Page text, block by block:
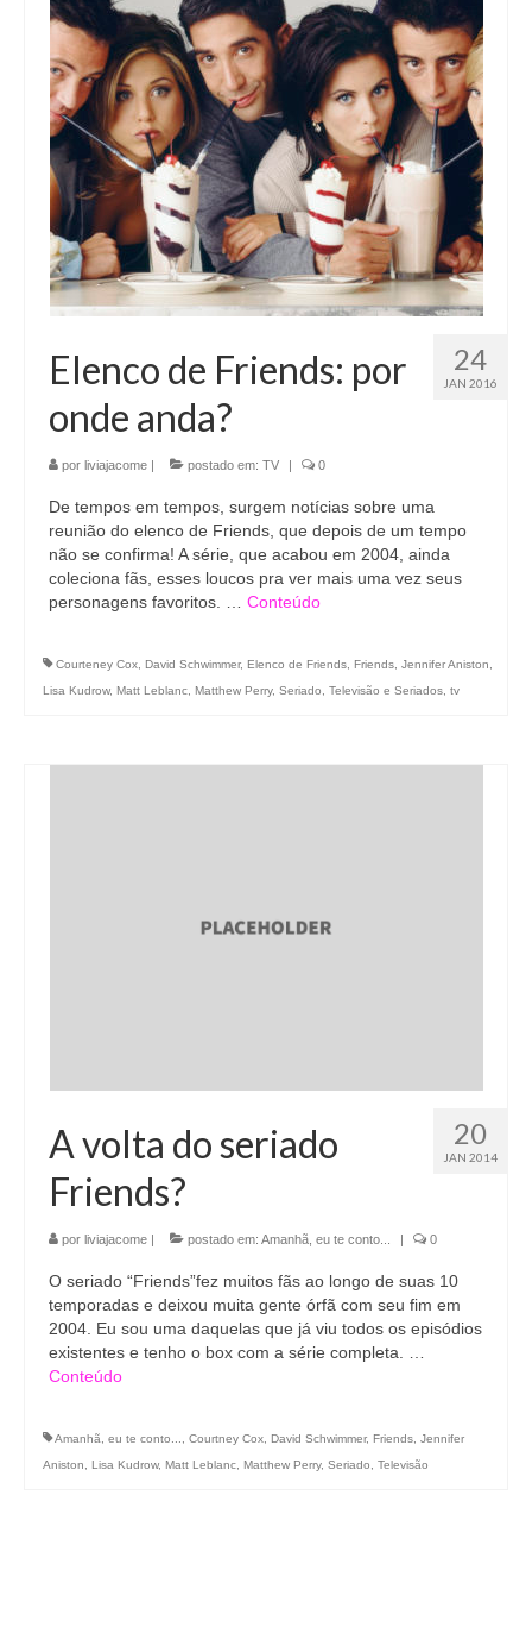
24
JAN 2016
Elenco de Friends: por
onde anda?
por liviajacome | postado em: TV | 0
De tempos em tempos, surgem notícias sobre uma
reunião do elenco de Friends, que depois de um tempo
não se confirma! A série, que acabou em 2004, ainda
coleciona fãs, esses loucos pra ver mais uma vez seus
personagens favoritos. … Conteúdo
Courteney Cox David Schwimmer, Elenco de Friends Friends Jennifer Aniston
Lisa Kudrow, Matt Leblanc Matthew Perry, Seriado Televisão e Seriados tv
20
JAN 2014
A volta do seriado
Friends?
por liviajacome | postado em: Amanhã, eu te conto... | 0
O seriado “Friends”fez muitos fãs ao longo de suas 10
temporadas e deixou muita gente órfã com seu fim em
2004. Eu sou uma daquelas que já viu todos os episódios
existentes e tenho o box com a série completa. …
Conteúdo
Amanhã, eu te conto... Courtney Cox David Schwimmer, Friends Jennifer
Aniston
Lisa Kudrow, Matt Leblanc Matthew Perry, Seriado Televisão